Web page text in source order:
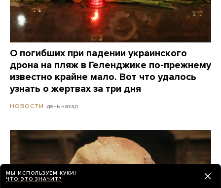
О погибших при падении украинского
дрона на пляж в Геленджике по-прежнему
известно крайне мало. Вот что удалось
узнать о жертвах за три дня
НОВОСТИ день назад
МЫ ИСПОЛЬЗУЕМ КУКИ!
ЧТО ЭТО ЗНАЧИТ?